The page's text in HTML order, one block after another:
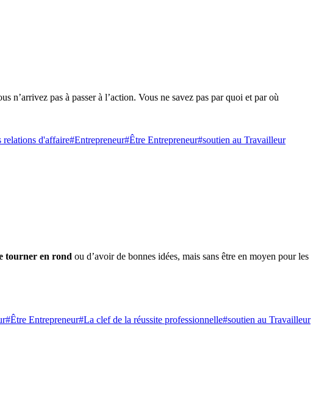
n’arrivez pas à passer à l’action. Vous ne savez pas par quoi et par où
relations d'affaire#Entrepreneur#Être Entrepreneur#soutien au Travailleur
tourner en rond ou d’avoir de bonnes idées, mais sans être en moyen pour les
#Être Entrepreneur#La clef de la réussite professionnelle#soutien au Travailleur